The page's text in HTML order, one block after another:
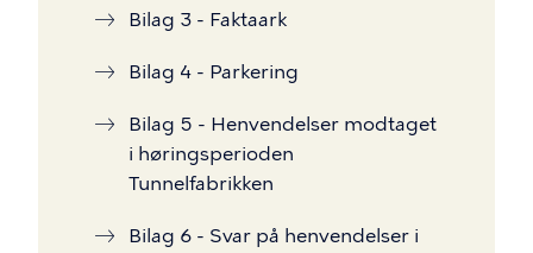
Bilag 3 - Faktaark
Bilag 4 - Parkering
Bilag 5 - Henvendelser modtaget
i høringsperioden
Tunnelfabrikken
Bilag 6 - Svar på henvendelser i